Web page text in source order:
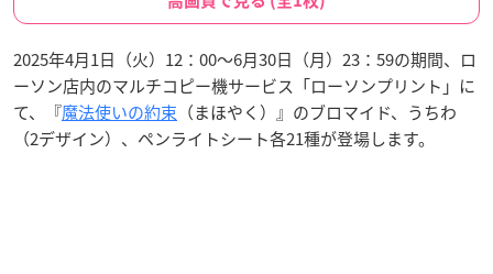
2025年4月1日（火）12：00～6月30日（月）23：59の期間、ロ
ーソン店内のマルチコピー機サービス「ローソンプリント」に
て、『魔法使いの約束 （まほやく）』のブロマイド、うちわ
（2デザイン）、ペンライトシート各21種が登場します。